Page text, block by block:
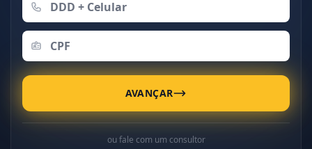
AVANÇAR
ou fale com um consultor